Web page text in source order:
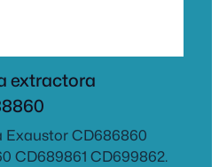
extractora
CD686860
CD689861 CD699862.